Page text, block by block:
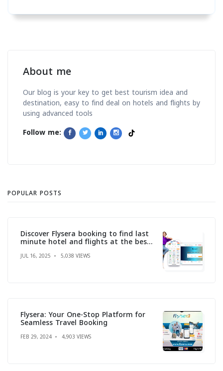
About me
Our blog is your key to get best tourism idea and
destination, easy to find deal on hotels and flights by
using advanced tools
Follow me:
POPULAR POSTS
Discover Flysera booking to find last
minute hotel and flights at the best
JUL 16, 2025 5,038 VIEWS
Flysera: Your One-Stop Platform for
Seamless Travel Booking
FEB 29, 2024 4,903 VIEWS